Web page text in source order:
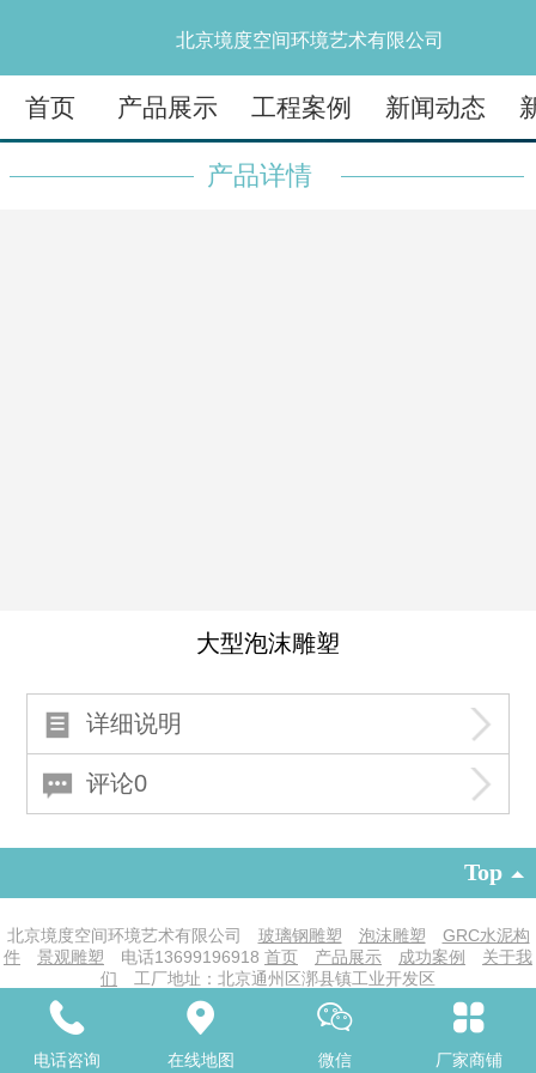
北京境度空间环境艺术有限公司
首页 产品展示 工程案例 新闻动态
产品详情
大型泡沫雕塑
详细说明
评论0
Top
北京境度空间环境艺术有限公司 玻璃钢雕塑 泡沫雕塑
GRC水泥构
件
景观雕塑 电话13699196918 首页 产品展示 成功案例
关于我
们 工厂地址：北京通州区漷县镇工业开发区
京ICP备19016719号-1
|
凡科商城提供技术支持
电话咨询
在线地图 微信 厂家商铺